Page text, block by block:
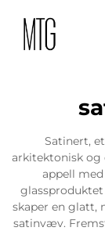
Satinert,
arkitektonisk og
appell
skaper en glatt,
satinvæv.